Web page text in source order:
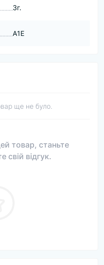
3г.
A1E
ще не було.
товар, станьте
відгук.